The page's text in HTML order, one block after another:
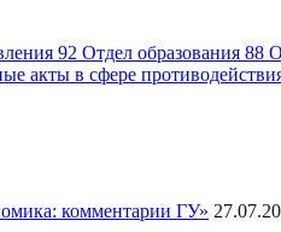
92 Отдел образования 88
акты в сфере
комментарии ГУ»